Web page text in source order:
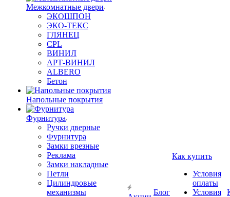
Межкомнатные двери
ЭКОШПОН
ЭКО-ТЕКС
ГЛЯНЕЦ
CPL
ВИНИЛ
АРТ-ВИНИЛ
ALBERO
Бетон
Напольные покрытия
Фурнитура
Ручки дверные
Фурнитура
Замки врезные
Реклама
Замки накладные
Петли
Цилиндровые
механизмы
Блог
Как купить
Условия
оплаты
Условия